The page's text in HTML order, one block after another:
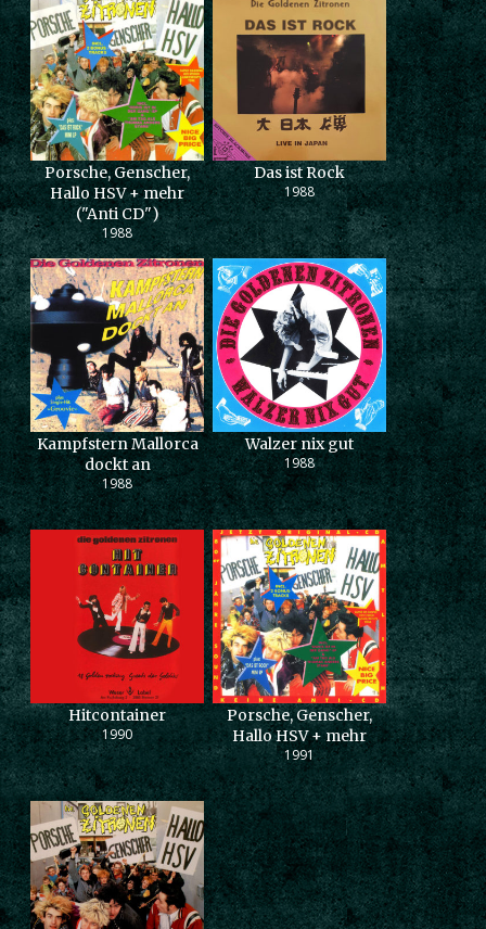
Porsche, Genscher,
Hallo HSV + mehr
("Anti CD")
1988
Das ist Rock
1988
Kampfstern Mallorca
dockt an
1988
Walzer nix gut
1988
Hitcontainer
1990
Porsche, Genscher,
Hallo HSV + mehr
1991